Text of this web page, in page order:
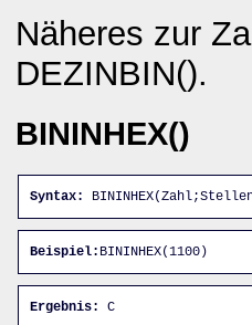
Näheres zur
DEZINBIN().
BININHEX()
Syntax:
Beispiel: BININHEX(1100)
Ergebnis: C